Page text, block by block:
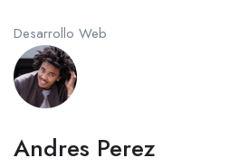
Desarrollo Web
Andres Perez